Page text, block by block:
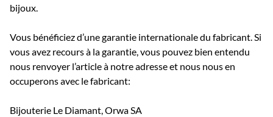
bijoux.
Vous bénéficiez d’une garantie internationale du fabricant. Si
vous avez recours à la garantie, vous pouvez bien entendu
nous renvoyer l’article à notre adresse et nous nous en
occuperons avec le fabricant:
Bijouterie Le Diamant, Orwa SA